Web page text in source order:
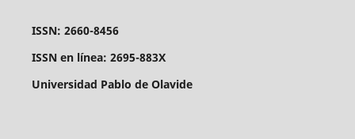
ISSN: 2660-8456
ISSN en línea: 2695-883X
Universidad Pablo de Olavide